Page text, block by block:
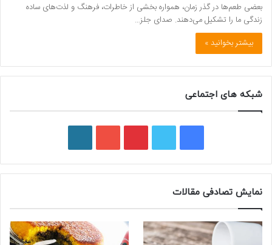
بعضی طعم‌ها در گذر زمان، همواره بخشی از خاطرات، فرهنگ و لذت‌های ساده
زندگی ما را تشکیل می‌دهند. صدای جلز…
بیشتر بخوانید »
شبکه های اجتماعی
ی
س
ب
و
و
ی
ت
ی
ت
ر
و
ی
و
ر
پ
ر
نمایش تصادفی مقالات